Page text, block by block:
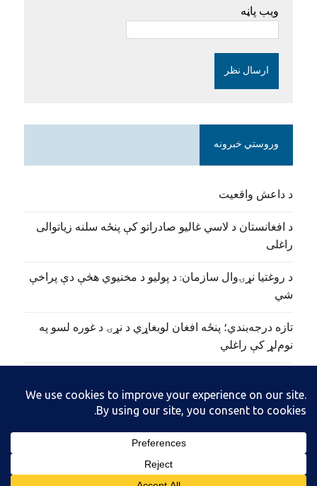
ویب پاڼه
وروستي خبرونه
د داعش واقعیت
د افغانستان د لاسي غالیو صادراتو کې پنځه سلنه زیاتوالی
راغلی
د روغتیا نړۍوال سازمان: د پولیو د مخنیوي هڅې دې پراخې
شي
تازه درجه‌بندي؛ پنځه افغان لوبغاړي د نړۍ د غوره لسو په
نوم‌لړ کې راغلي